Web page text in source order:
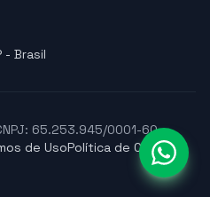
- Brasil
65.253.945/0001-60
de UsoPolítica de Cookies